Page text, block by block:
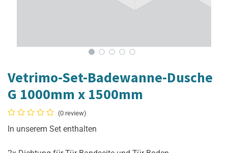
Vetrimo-Set-Badewanne-Dusche
G 1000mm x 1500mm
(0 review)
In unserem Set enthalten